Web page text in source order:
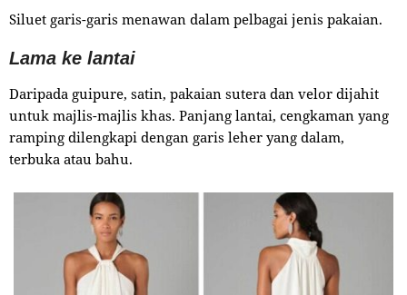
Siluet garis-garis menawan dalam pelbagai jenis pakaian.
Lama ke lantai
Daripada guipure, satin, pakaian sutera dan velor dijahit
untuk majlis-majlis khas. Panjang lantai, cengkaman yang
ramping dilengkapi dengan garis leher yang dalam,
terbuka atau bahu.